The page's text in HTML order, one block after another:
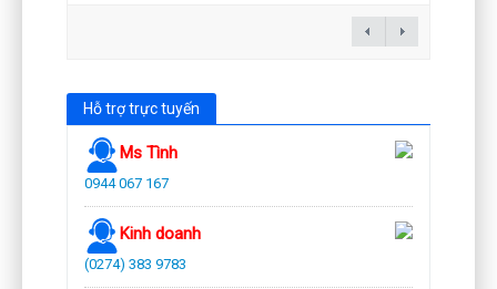
Hỗ trợ trực tuyến
Ms Tình
0944 067 167
Kinh doanh
(0274) 383 9783